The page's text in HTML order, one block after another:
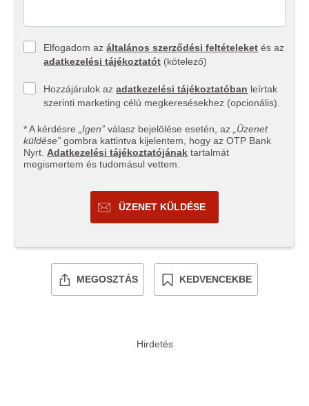
Elfogadom azáltalános szerződési feltételeket és az
adatkezelési tájékoztatót (kötelező)
Hozzájárulok azadatkezelési tájékoztatóban leírtak
szerinti marketing célú megkeresésekhez (opcionális).
* A kérdésre „Igen” válasz bejelölése esetén, az
„Üzenet
küldése” gombra kattintva kijelentem, hogy az OTP Bank
Nyrt. Adatkezelési tájékoztatójának tartalmát
megismertem és tudomásul vettem.
ÜZENET KÜLDÉSE
MEGOSZTÁS KEDVENCEKBE